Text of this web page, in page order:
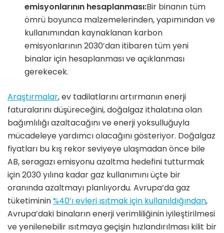
emisyonlarının hesaplanması:Bir binanın tüm
ömrü boyunca malzemelerinden, yapımından ve
kullanımından kaynaklanan karbon
emisyonlarının 2030’dan itibaren tüm yeni
binalar için hesaplanması ve açıklanması
gerekecek.
Araştırmalar, ev tadilatlarını artırmanın enerji
faturalarını düşüreceğini, doğalgaz ithalatına olan
bağımlılığı azaltacağını ve enerji yoksulluğuyla
mücadeleye yardımcı olacağını gösteriyor. Doğalgaz
fiyatları bu kış rekor seviyeye ulaşmadan önce bile
AB, seragazı emisyonu azaltma hedefini tutturmak
için 2030 yılına kadar gaz kullanımını üçte bir
oranında azaltmayı planlıyordu. Avrupa’da gaz
tüketiminin%40’ı evleri ısıtmak için kullanıldığından,
Avrupa’daki binaların enerji verimliliğinin iyileştirilmesi
ve yenilenebilir ısıtmaya geçişin hızlandırılması kilit bir